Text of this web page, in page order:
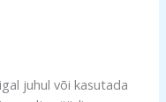
juhul või kasutada